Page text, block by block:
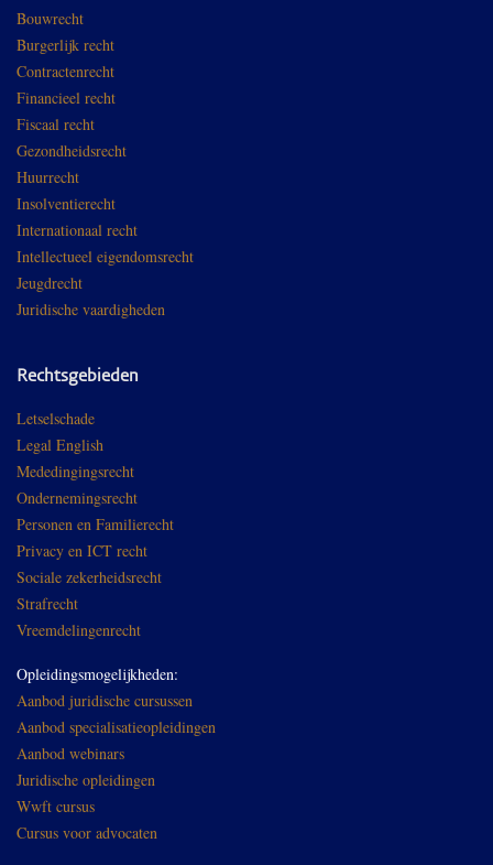
Bouwrecht
Burgerlijk recht
Contractenrecht
Financieel recht
Fiscaal recht
Gezondheidsrecht
Huurrecht
Insolventierecht
Internationaal recht
Intellectueel eigendomsrecht
Jeugdrecht
Juridische vaardigheden
Rechtsgebieden
Letselschade
Legal English
Mededingingsrecht
Ondernemingsrecht
Personen en Familierecht
Privacy en ICT recht
Sociale zekerheidsrecht
Strafrecht
Vreemdelingenrecht
Opleidingsmogelijkheden:
Aanbod juridische cursussen
Aanbod specialisatieopleidingen
Aanbod webinars
Juridische opleidingen
Wwft cursus
Cursus voor advocaten